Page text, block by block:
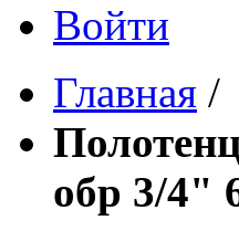
Войти
Главная /
обр 3/4"